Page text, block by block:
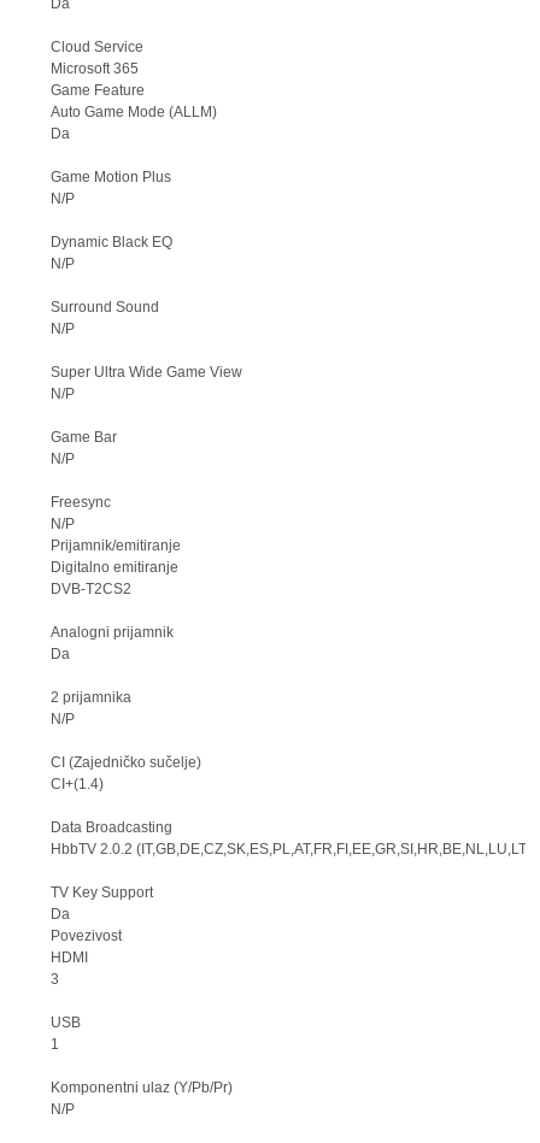
Da
Cloud Service
Microsoft 365
Game Feature
Auto Game Mode (ALLM)
Da
Game Motion Plus
N/P
Dynamic Black EQ
N/P
Surround Sound
N/P
Super Ultra Wide Game View
N/P
Game Bar
N/P
Freesync
N/P
Prijamnik/emitiranje
Digitalno emitiranje
DVB-T2CS2
Analogni prijamnik
Da
2 prijamnika
N/P
CI (Zajedničko sučelje)
CI+(1.4)
Data Broadcasting
HbbTV 2.0.2
TV Key Support
Da
Povezivost
HDMI
3
USB
1
Komponentni ulaz (Y/Pb/Pr)
N/P